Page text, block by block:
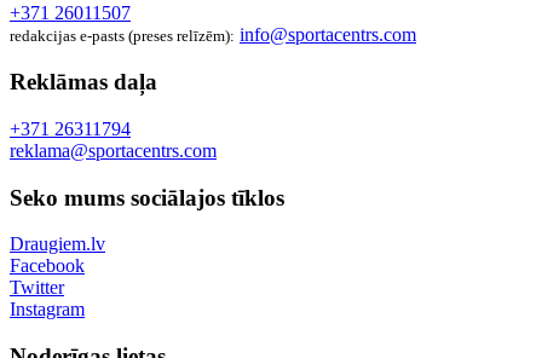
+371 26011507
redakcijas e-pasts (preses relīzēm): info@sportacentrs.com
Reklāmas daļa
+371 26311794
reklama@sportacentrs.com
Seko mums sociālajos tīklos
Draugiem.lv
Facebook
Twitter
Instagram